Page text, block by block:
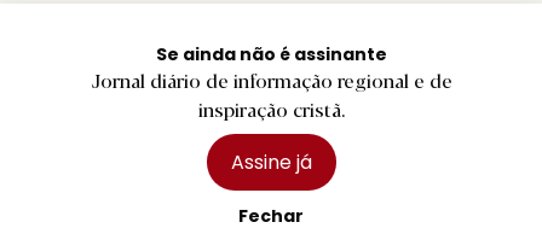
Se ainda não é assinante
Jornal diário de informação regional e de
inspiração cristã.
Assine já
Fechar